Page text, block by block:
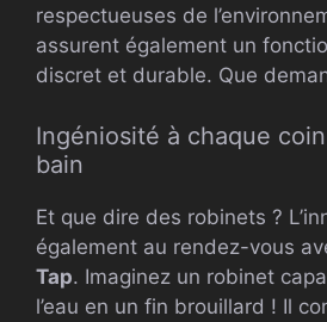
respectueuses de
assurent également un
discret et durable. Que
Ingéniosité à chaque
bain
Et que dire des robinets ?
également au rendez-vous
Tap. Imaginez un robinet
l’eau en un fin brouillard ! Il